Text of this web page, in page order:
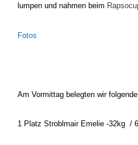
lumpen und nahmen beim
Fotos
Am Vormittag belegten wir
1 Platz Stroblmair Emelie -32kg /